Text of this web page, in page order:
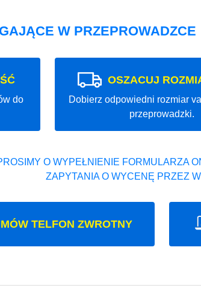
W PRZEPROWADZCE
do
OSZACUJ
Dobierz odpowiedni rozmiar
przeprowadzki.
O WYPEŁNIENIE FORMULARZA
ZAPYTANIA O WYCENĘ PRZEZ
TELFON ZWROTNY